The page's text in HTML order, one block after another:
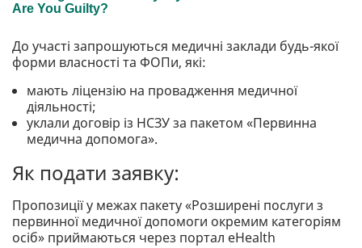
До участі запрошуються медичні заклади будь-якої
форми власності та ФОПи, які:
мають ліцензію на провадження медичної
діяльності;
уклали договір із НСЗУ за пакетом «Первинна
медична допомога».
Як подати заявку:
Пропозиції у межах пакету «Розширені послуги з
первинної медичної допомоги окремим категоріям
осіб» приймаються через портал eHealth